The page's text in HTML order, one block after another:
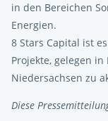
in den Bereichen
Energien.
8 Stars Capital ist
Projekte, gelegen
Niedersachsen zu
Diese